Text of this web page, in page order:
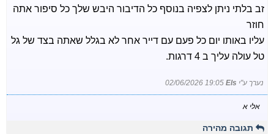
זב בלתי ניתן לצפיה בנוסף כל הדיבור היבש שלך כל סיפור אתה
חוזר
עליו באותו יום כל פעם עם דייר אחר לא בגלל שאתה בצד של גל
טל עולה עליך ב 4 דרגות.
נערך ע"י Els
02/06/2026 19:05
אלי א
תגובה מהירה